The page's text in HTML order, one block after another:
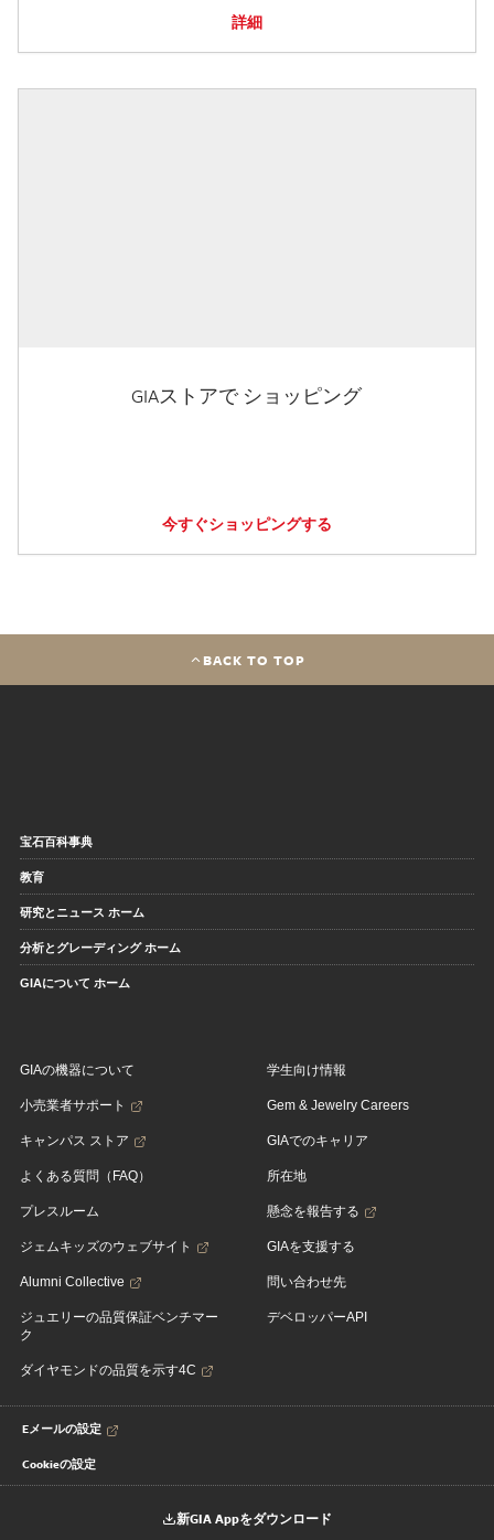
詳細
GIAストアで ショッピング
今すぐショッピングする
BACK TO TOP
宝石百科事典
教育
研究とニュース ホーム
分析とグレーディング ホーム
GIAについて ホーム
GIAの機器について
小売業者サポート
キャンパス ストア
よくある質問（FAQ）
プレスルーム
ジェムキッズのウェブサイト
Alumni Collective
ジュエリーの品質保証ベンチマー
ク
ダイヤモンドの品質を示す4C
学生向け情報
Gem & Jewelry Careers
GIAでのキャリア
所在地
懸念を報告する
GIAを支援する
問い合わせ先
デベロッパーAPI
Eメールの設定
Cookieの設定
新GIA Appをダウンロード